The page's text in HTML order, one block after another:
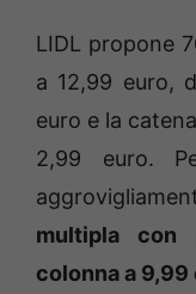
LIDL propone
a 12,99 euro,
euro e la
2,99 euro.
multipla con
colonna a 9,99